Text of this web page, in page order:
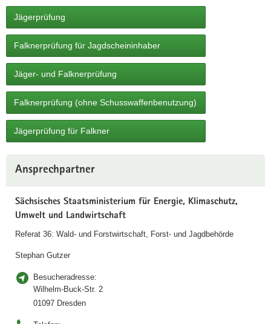
e
a
v
i
g
a
i
o
i
n
Jägerprüfung
Falknerprüfung für Jagdscheininhaber
Jäger- und Falknerprüfung
Falknerprüfung (ohne Schusswaffenbenutzung)
Jägerprüfung für Falkner
Information
Ansprechpartner
Sächsisches Staatsministerium für Energie, Klimaschutz,
Umwelt und Landwirtschaft
Referat 36: Wald- und Forstwirtschaft, Forst- und Jagdbehörde
Stephan Gutzer
Besucheradresse:
Wilhelm-Buck-Str. 2
01097 Dresden